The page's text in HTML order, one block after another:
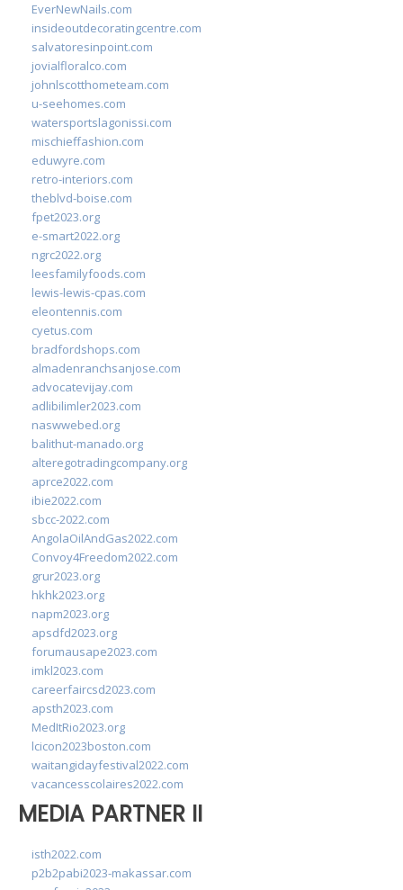
EverNewNails.com
insideoutdecoratingcentre.com
salvatoresinpoint.com
jovialfloralco.com
johnlscotthometeam.com
u-seehomes.com
watersportslagonissi.com
mischieffashion.com
eduwyre.com
retro-interiors.com
theblvd-boise.com
fpet2023.org
e-smart2022.org
ngrc2022.org
leesfamilyfoods.com
lewis-lewis-cpas.com
eleontennis.com
cyetus.com
bradfordshops.com
almadenranchsanjose.com
advocatevijay.com
adlibilimler2023.com
naswwebed.org
balithut-manado.org
alteregotradingcompany.org
aprce2022.com
ibie2022.com
sbcc-2022.com
AngolaOilAndGas2022.com
Convoy4Freedom2022.com
grur2023.org
hkhk2023.org
napm2023.org
apsdfd2023.org
forumausape2023.com
imkl2023.com
careerfaircsd2023.com
apsth2023.com
MedItRio2023.org
lcicon2023boston.com
waitangidayfestival2022.com
vacancesscolaires2022.com
MEDIA PARTNER II
isth2022.com
p2b2pabi2023-makassar.com